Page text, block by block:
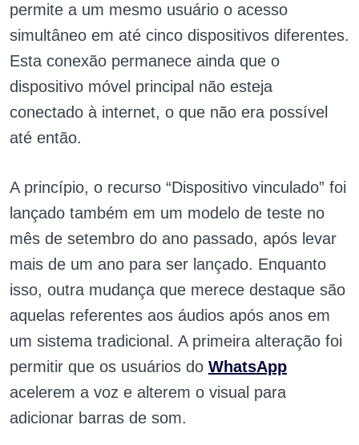
permite a um mesmo usuário o acesso
simultâneo em até cinco dispositivos diferentes.
Esta conexão permanece ainda que o
dispositivo móvel principal não esteja
conectado à internet, o que não era possível
até então.
A princípio, o recurso “Dispositivo vinculado” foi
lançado também em um modelo de teste no
mês de setembro do ano passado, após levar
mais de um ano para ser lançado. Enquanto
isso, outra mudança que merece destaque são
aquelas referentes aos áudios após anos em
um sistema tradicional. A primeira alteração foi
permitir que os usuários do WhatsApp
acelerem a voz e alterem o visual para
adicionar barras de som.